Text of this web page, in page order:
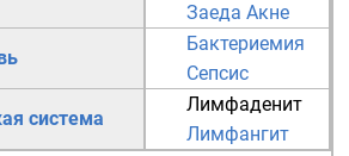
Заеда Акне
Бактериемия
Сепсис
система
Лимфаденит
Лимфангит